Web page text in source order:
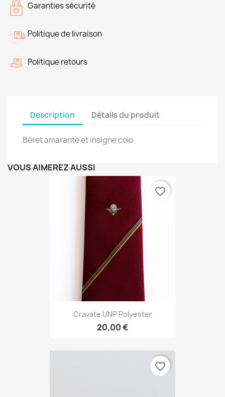
Garanties sécurité
Politique de livraison
Politique retours
Description Détails du produit
Béret amarante et insigne colo
VOUS AIMEREZ AUSSI
Cravate UNP Polyester
20,00 €
favorite_border
favorite_border